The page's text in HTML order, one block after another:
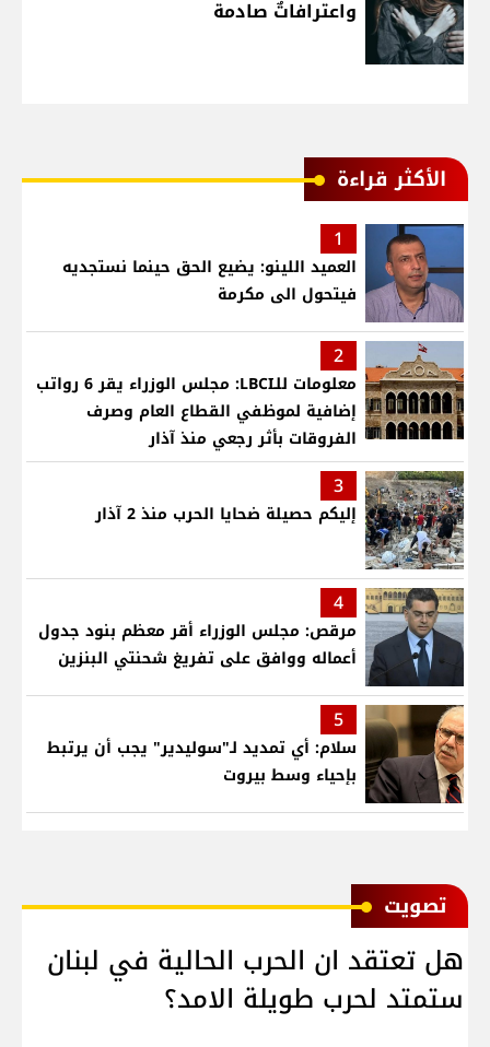
واعترافاتٌ صادمة
الأكثر قراءة
1
العميد اللينو: يضيع الحق حينما نستجديه
فيتحول الى مكرمة
2
معلومات للـLBCI: مجلس الوزراء يقر 6 رواتب
إضافية لموظفي القطاع العام وصرف
الفروقات بأثر رجعي منذ آذار
3
إليكم حصيلة ضحايا الحرب منذ 2 آذار
4
مرقص: مجلس الوزراء أقر معظم بنود جدول
أعماله ووافق على تفريغ شحنتي البنزين
5
سلام: أي تمديد لـ"سوليدير" يجب أن يرتبط
بإحياء وسط بيروت
ﺗﺼﻮﻳﺖ
هل تعتقد ان الحرب الحالية في لبنان
ستمتد لحرب طويلة الامد؟